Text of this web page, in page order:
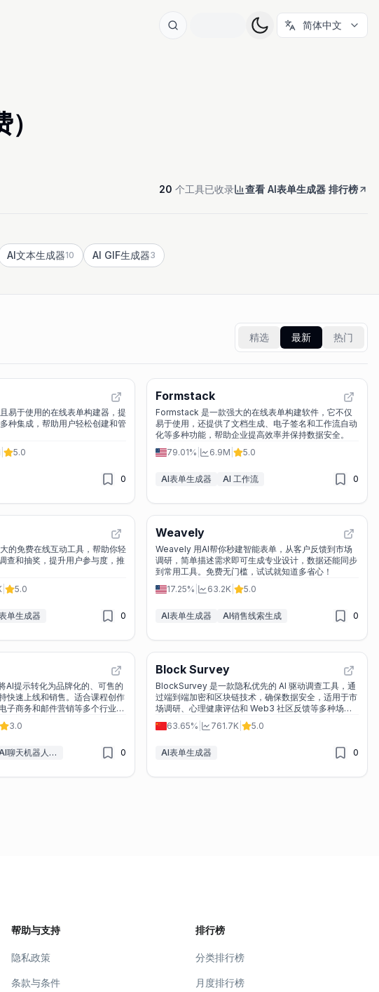
简体中文
20 个工具已收录 查看 AI表单生成器 排行榜
AI文本生成器10 AI GIF生成器3
精选 最新 热门
易于使用的在线表单构建器，提
种集成，帮助用户轻松创建和管
5.0
0
Formstack
Formstack 是一款强大的在线表单构建软件，它不仅
易于使用，还提供了文档生成、电子签名和工作流自动
化等多种功能，帮助企业提高效率并保持数据安全。
79.01%
6.9M 5.0
AI表单生成器 AI 工作流 0
的免费在线互动工具，帮助你轻
查和抽奖，提升用户参与度，推
5.0
单生成器 0
Weavely
Weavely 用AI帮你秒建智能表单，从客户反馈到市场
调研，简单描述需求即可生成专业设计，数据还能同步
到常用工具。免费无门槛，试试就知道多省心！
17.25%
63.2K 5.0
AI表单生成器 AI销售线索生成 0
AI提示转化为品牌化的、可售的
快速上线和销售。适合课程创作
子商务和邮件营销等多个行业。
3.0
AI聊天机器人构建工具 0
Block Survey
BlockSurvey 是一款隐私优先的 AI 驱动调查工具，通
过端到端加密和区块链技术，确保数据安全，适用于市
场调研、心理健康评估和 Web3 社区反馈等多种场
景。
63.65% 761.7K 5.0
AI表单生成器 0
帮助与支持
隐私政策
条款与条件
排行榜
分类排行榜
月度排行榜